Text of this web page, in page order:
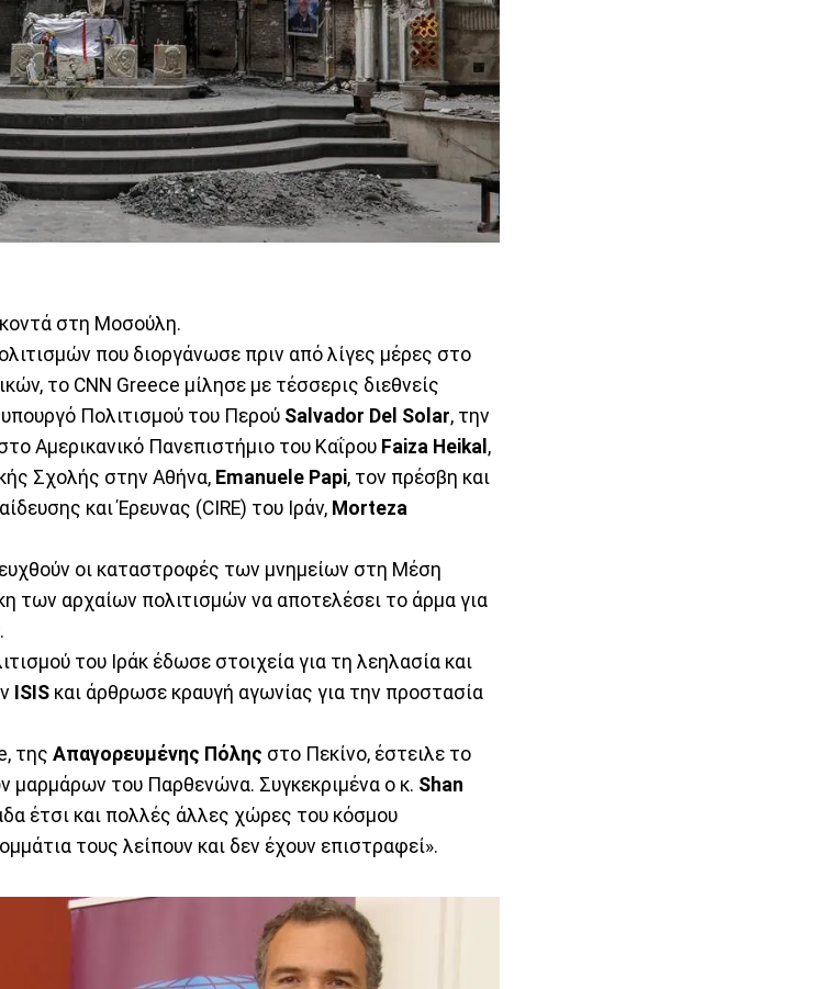
κοντά στη Μοσούλη.
που διοργάνωσε πριν από λίγες μέρες στο
το CNN Greece μίλησε με τέσσερις διεθνείς
Πολιτισμού του Περού Salvador Del Solar, την
Αμερικανικό Πανεπιστήμιο του Καΐρου Faiza Heikal ,
Σχολής στην Αθήνα, Εmanuele Papi, τον πρέσβη και
και Έρευνας (CIRE) του Ιράν, Morteza
οι καταστροφές των μνημείων στη Μέση
των αρχαίων πολιτισμών να αποτελέσει το άρμα για
του Iράκ έδωσε στοιχεία για τη λεηλασία και
ISIS και άρθρωσε κραυγή αγωνίας για την προστασία
της Απαγορευμένης Πόλης στο Πεκίνο, έστειλε το
μαρμάρων του Παρθενώνα. Συγκεκριμένα ο κ. Shan
έτσι και πολλές άλλες χώρες του κόσμου
τους λείπουν και δεν έχουν επιστραφεί».